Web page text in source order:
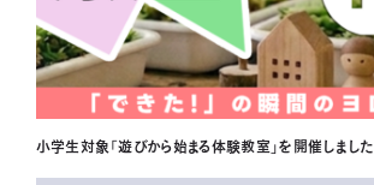
小学生対象「遊びから始まる体験教室」を開催しました